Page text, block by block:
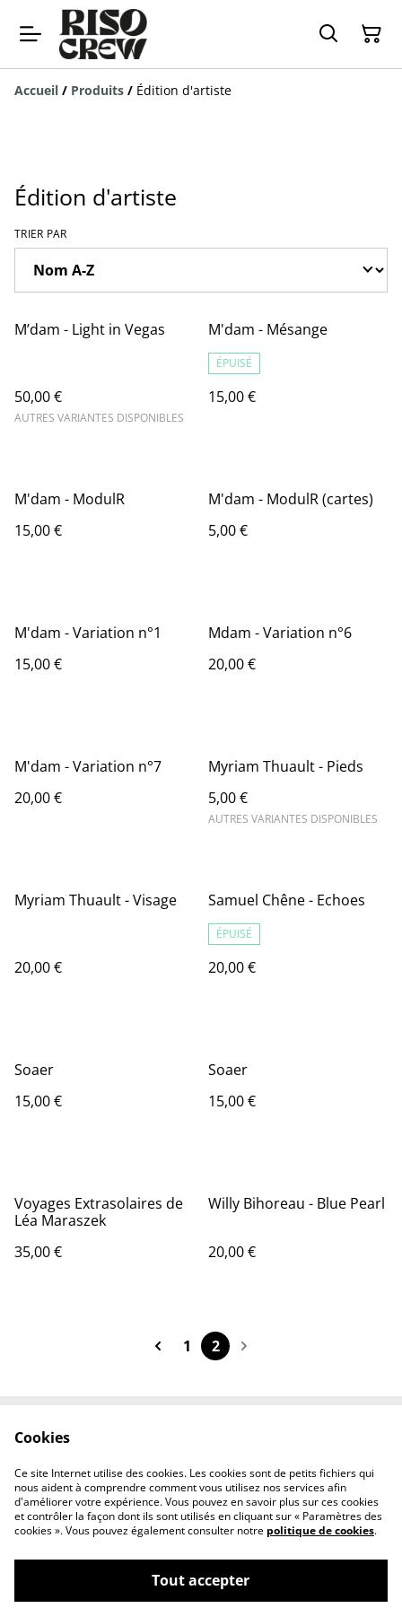
Accueil / Produits / Édition d'artiste
Édition d'artiste
TRIER PAR
M’dam - Light in Vegas
50,00 €
AUTRES VARIANTES DISPONIBLES
M'dam - Mésange
ÉPUISÉ
15,00 €
M'dam - ModulR
15,00 €
M'dam - ModulR (cartes)
5,00 €
M'dam - Variation n°1
15,00 €
Mdam - Variation n°6
20,00 €
M'dam - Variation n°7
20,00 €
Myriam Thuault - Pieds
5,00 €
AUTRES VARIANTES DISPONIBLES
Myriam Thuault - Visage
20,00 €
Samuel Chêne - Echoes
ÉPUISÉ
20,00 €
Soaer
15,00 €
Soaer
15,00 €
Voyages Extrasolaires de
Léa Maraszek
35,00 €
Willy Bihoreau - Blue Pearl
20,00 €
1 2
Politique de
confidentialité
Politique de cookies
Cookies
Ce site Internet utilise des cookies. Les cookies sont de petits fichiers qui
nous aident à comprendre comment vous utilisez nos services afin
d'améliorer votre expérience. Vous pouvez en savoir plus sur ces cookies
et contrôler la façon dont ils sont utilisés en cliquant sur « Paramètres des
cookies ». Vous pouvez également consulter notre politique de cookies.
Tout accepter